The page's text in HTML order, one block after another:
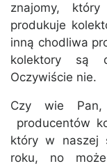
znajomy,
produkuje
inną chodliwa
kolektory są
Oczywiście nie.
Czy wie Pan,
producentów
który w naszej
roku, no